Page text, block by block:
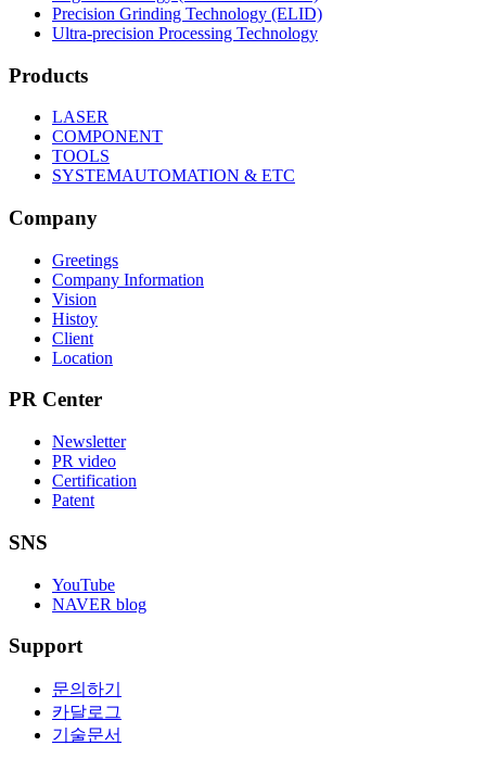
Precision Grinding Technology (ELID)
Ultra-precision Processing Technology
Products
LASER
COMPONENT
TOOLS
SYSTEMAUTOMATION & ETC
Company
Greetings
Company Information
Vision
Histoy
Client
Location
PR Center
Newsletter
PR video
Certification
Patent
SNS
YouTube
NAVER blog
Support
문의하기
카달로그
기술문서